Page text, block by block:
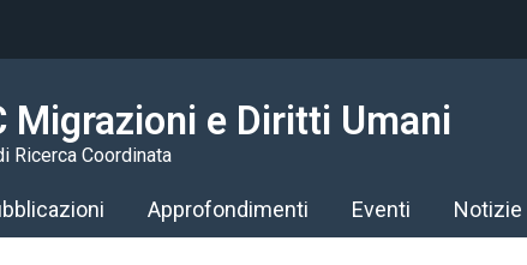
Migrazioni e Diritti Umani
Ricerca Coordinata
Approfondimenti Eventi Notizie